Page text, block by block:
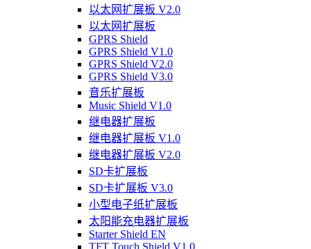
以太网扩展板 V2.0
以太网扩展板
GPRS Shield
GPRS Shield V1.0
GPRS Shield V2.0
GPRS Shield V3.0
音乐扩展板
Music Shield V1.0
继电器扩展板
继电器扩展板 V1.0
继电器扩展板 V2.0
SD卡扩展板
SD卡扩展板 V3.0
小型电子纸扩展板
太阳能充电器扩展板
Starter Shield EN